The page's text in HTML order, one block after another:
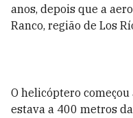
anos, depois que a
Ranco, região de Los
O helicóptero
estava a 400 metros